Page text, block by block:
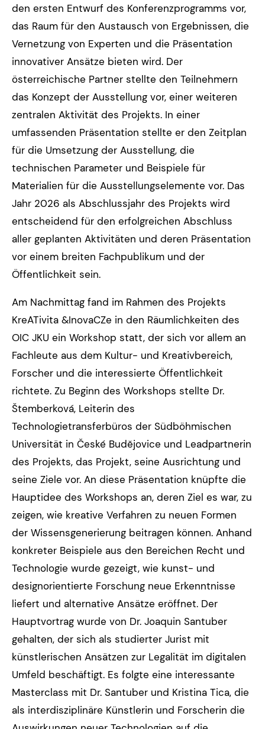
den ersten Entwurf des Konferenzprogramms vor,
das Raum für den Austausch von Ergebnissen, die
Vernetzung von Experten und die Präsentation
innovativer Ansätze bieten wird. Der
österreichische Partner stellte den Teilnehmern
das Konzept der Ausstellung vor, einer weiteren
zentralen Aktivität des Projekts. In einer
umfassenden Präsentation stellte er den Zeitplan
für die Umsetzung der Ausstellung, die
technischen Parameter und Beispiele für
Materialien für die Ausstellungselemente vor. Das
Jahr 2026 als Abschlussjahr des Projekts wird
entscheidend für den erfolgreichen Abschluss
aller geplanten Aktivitäten und deren Präsentation
vor einem breiten Fachpublikum und der
Öffentlichkeit sein.
Am Nachmittag fand im Rahmen des Projekts
KreATivita &InovaCZe in den Räumlichkeiten des
OIC JKU ein Workshop statt, der sich vor allem an
Fachleute aus dem Kultur- und Kreativbereich,
Forscher und die interessierte Öffentlichkeit
richtete. Zu Beginn des Workshops stellte Dr.
Štemberková, Leiterin des
Technologietransferbüros der Südböhmischen
Universität in České Budějovice und Leadpartnerin
des Projekts, das Projekt, seine Ausrichtung und
seine Ziele vor. An diese Präsentation knüpfte die
Hauptidee des Workshops an, deren Ziel es war, zu
zeigen, wie kreative Verfahren zu neuen Formen
der Wissensgenerierung beitragen können. Anhand
konkreter Beispiele aus den Bereichen Recht und
Technologie wurde gezeigt, wie kunst- und
designorientierte Forschung neue Erkenntnisse
liefert und alternative Ansätze eröffnet. Der
Hauptvortrag wurde von Dr. Joaquin Santuber
gehalten, der sich als studierter Jurist mit
künstlerischen Ansätzen zur Legalität im digitalen
Umfeld beschäftigt. Es folgte eine interessante
Masterclass mit Dr. Santuber und Kristina Tica, die
als interdisziplinäre Künstlerin und Forscherin die